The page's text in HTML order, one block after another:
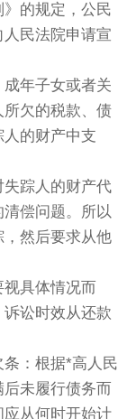
的规定，公民
民法院申请宣
年子女或者关
欠的税款、债
的财产中支
踪人的财产代
偿问题。所以
然后要求从他
具体情况而
讼时效从还款
：根据*高人民
未履行债务而
从何时开始计